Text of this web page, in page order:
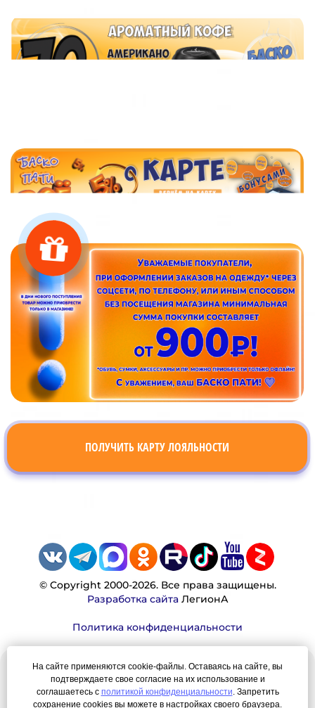
ПОЛУЧИТЬ КАРТУ ЛОЯЛЬНОСТИ
© Copyright 2000-2026. Все права защищены.
Разработка сайтаЛегионА
Политика конфиденциальности
Наша миссия:
На сайте применяются cookie-файлы. Оставаясь на сайте, вы
подтверждаете свое согласие на их использование и
соглашаетесь с политикой конфиденциальности. Запретить
сохранение cookies вы можете в настройках своего браузера.